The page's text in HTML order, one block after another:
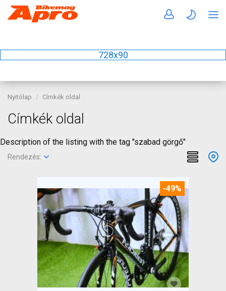
728x90
Nyitólap Címkék oldal
Címkék oldal
Description of the listing with the tag "szabad görgő"
Rendezés:
-49%